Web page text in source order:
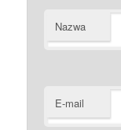
Nazwa
E-mail